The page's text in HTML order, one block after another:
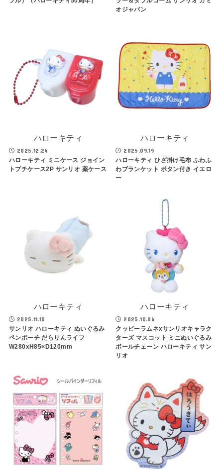
オジャパン
ハローキティ
2025.12.24
ハローキティ ミニケース ジョイン
トプチケース2P サンリオ 薬ケース
ハローキティ
2025.09.19
ハローキティ ひざ掛け毛布 ふわふ
わブランケット ボタン付き イエロ
ー
ハローキティ
2025.11.10
サンリオ ハローキティ ぬいぐるみ
ペンポーチ だらりんライフ
W280xH85×D120mm
ハローキティ
2025.10.06
クッピーラムネxサンリオキャラク
ターズ マスコット ミニぬいぐるみ
ボールチェーン ハローキティ サン
リオ